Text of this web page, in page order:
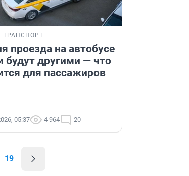
ТРАНСПОРТ
проезда на автобусе
будут другими — что
для пассажиров
05:37 4 964 20
19